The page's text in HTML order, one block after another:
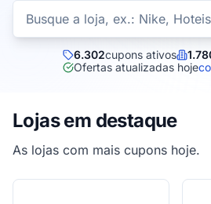
Buscar
6.302cupons ativos
Ofertas atualizadas hoje
Lojas em destaque
As lojas com mais cupons hoje.